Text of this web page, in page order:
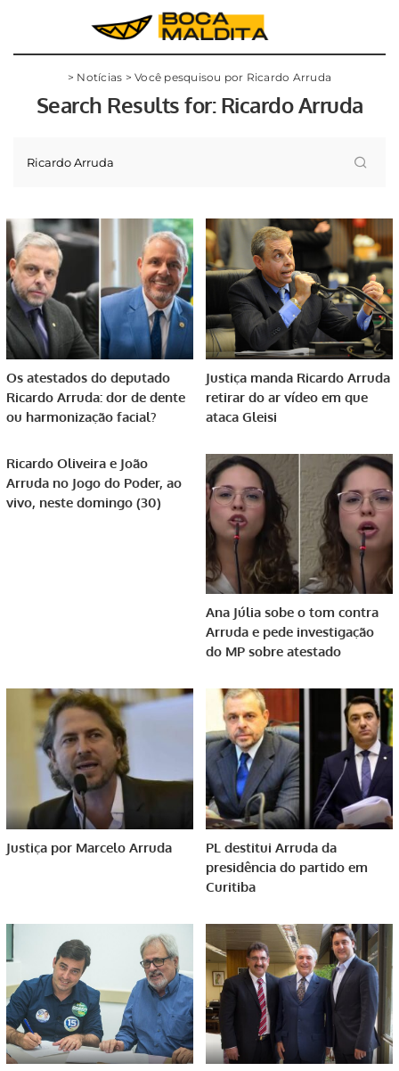
> Notícias >Você pesquisou por Ricardo Arruda
Search Results for:Ricardo Arruda
Os atestados do deputado
Ricardo Arruda: dor de dente
ou harmonização facial?
Justiça manda Ricardo Arruda
retirar do ar vídeo em que
ataca Gleisi
Ricardo Oliveira e João
Arruda no Jogo do Poder, ao
vivo, neste domingo (30)
Ana Júlia sobe o tom contra
Arruda e pede investigação
do MP sobre atestado
Justiça por Marcelo Arruda
PL destitui Arruda da
presidência do partido em
Curitiba